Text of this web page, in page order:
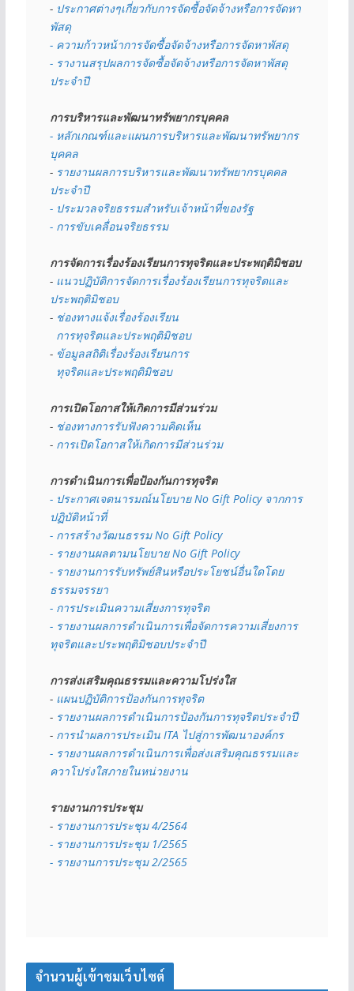
- ประกาศต่างๆเกี่ยวกับการจัดซื้อจัดจ้างหรือการจัดหา
พัสดุ
- ความก้าวหน้าการจัดซื้อจัดจ้างหรือการจัดหาพัสดุ
- รางานสรุปผลการจัดซื้อจัดจ้างหรือการจัดหาพัสดุ
ประจำปี
การบริหารและพัฒนาทรัพยากรบุคคล
- หลักเกณฑ์และแผนการบริหารและพัฒนาทรัพยากร
บุคคล
- รายงานผลการบริหารและพัฒนาทรัพยากรบุคคล
ประจำปี
- ประมวลจริยธรรมสำหรับเจ้าหน้าที่ของรัฐ
- การขับเคลื่อนจริยธรรม
การจัดการเรื่องร้องเรียนการทุจริตและประพฤติมิชอบ
- แนวปฏิบัติการจัดการเรื่องร้องเรียนการทุจริตและ
ประพฤติมิชอบ
- ช่องทางแจ้งเรื่องร้องเรียน
  การทุจริตและประพฤติมิชอบ
- ข้อมูลสถิติเรื่องร้องเรียนการ
  ทุจริตและประพฤติมิชอบ
การเปิดโอกาสให้เกิดการมีส่วนร่วม
- ช่องทางการรับฟังความคิดเห็น
- การเปิดโอกาสให้เกิดการมีส่วนร่วม
การดำเนินการเพื่อป้องกันการทุจริต
- ประกาศเจตนารมณ์นโยบาย No Gift Policy จากการ
ปฏิบัติหน้าที่
- การสร้างวัฒนธรรม No Gift Policy
- รายงานผลตามนโยบาย No Gift Policy
- รายงานการรับทรัพย์สินหรือประโยชน์อื่นใดโดย
ธรรมจรรยา
- การประเมินความเสี่ยงการทุจริต
- รายงานผลการดำเนินการเพื่อจัดการความเสี่ยงการ
ทุจริตและประพฤติมิชอบประจำปี
การส่งเสริมคุณธรรมและความโปร่งใส
- แผนปฏิบัติการป้องกันการทุจริต
- รายงานผลการดำเนินการป้องกันการทุจริตประจำปี
- การนำผลการประเมิน ITA ไปสู่การพัฒนาองค์กร
- รายงานผลการดำเนินการเพื่อส่งเสริมคุณธรรมและ
ควาโปร่งใสภายในหน่วยงาน
รายงานการประชุม
- รายงานการประชุม 4/2564
- รายงานการประชุม 1/2565
- รายงานการประชุม 2/2565
จำนวนผู้เข้าชมเว็บไซต์